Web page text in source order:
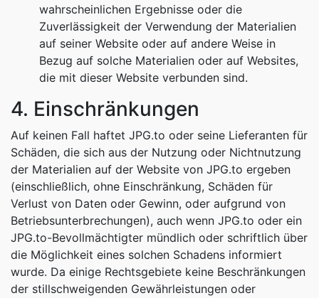
wahrscheinlichen Ergebnisse oder die
Zuverlässigkeit der Verwendung der Materialien
auf seiner Website oder auf andere Weise in
Bezug auf solche Materialien oder auf Websites,
die mit dieser Website verbunden sind.
4. Einschränkungen
Auf keinen Fall haftet JPG.to oder seine Lieferanten für
Schäden, die sich aus der Nutzung oder Nichtnutzung
der Materialien auf der Website von JPG.to ergeben
(einschließlich, ohne Einschränkung, Schäden für
Verlust von Daten oder Gewinn, oder aufgrund von
Betriebsunterbrechungen), auch wenn JPG.to oder ein
JPG.to-Bevollmächtigter mündlich oder schriftlich über
die Möglichkeit eines solchen Schadens informiert
wurde. Da einige Rechtsgebiete keine Beschränkungen
der stillschweigenden Gewährleistungen oder